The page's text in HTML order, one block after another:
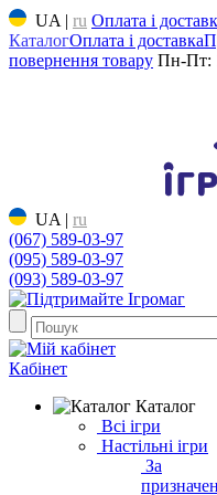
UA | ru Оплата і
КаталогОплата і доставка
повернення товару Пн-Пт:
UA | ru
(067) 589-03-97
(095) 589-03-97
(093) 589-03-97
Кабінет
Каталог
Всі ігри
Настільні ігри
За